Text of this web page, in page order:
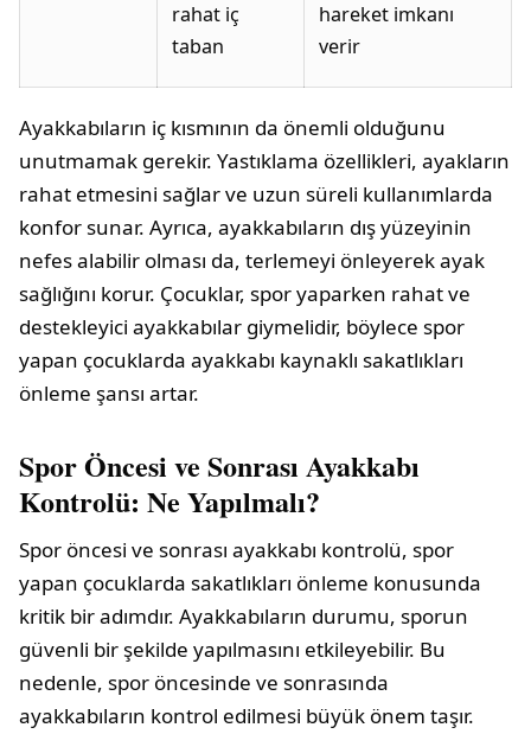
rahat iç
taban
hareket imkanı
verir
Ayakkabıların iç kısmının da önemli olduğunu
unutmamak gerekir. Yastıklama özellikleri, ayakların
rahat etmesini sağlar ve uzun süreli kullanımlarda
konfor sunar. Ayrıca, ayakkabıların dış yüzeyinin
nefes alabilir olması da, terlemeyi önleyerek ayak
sağlığını korur. Çocuklar, spor yaparken rahat ve
destekleyici ayakkabılar giymelidir, böylece spor
yapan çocuklarda ayakkabı kaynaklı sakatlıkları
önleme şansı artar.
Spor Öncesi ve Sonrası Ayakkabı
Kontrolü: Ne Yapılmalı?
Spor öncesi ve sonrası ayakkabı kontrolü, spor
yapan çocuklarda sakatlıkları önleme konusunda
kritik bir adımdır. Ayakkabıların durumu, sporun
güvenli bir şekilde yapılmasını etkileyebilir. Bu
nedenle, spor öncesinde ve sonrasında
ayakkabıların kontrol edilmesi büyük önem taşır.